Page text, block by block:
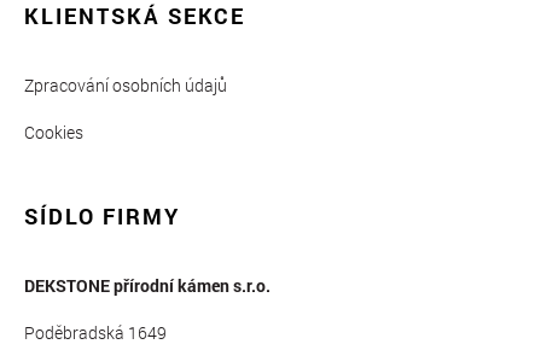
KLIENTSKÁ SEKCE
Zpracování osobních údajů
Cookies
SÍDLO FIRMY
DEKSTONE přírodní kámen s.r.o.
Poděbradská 1649